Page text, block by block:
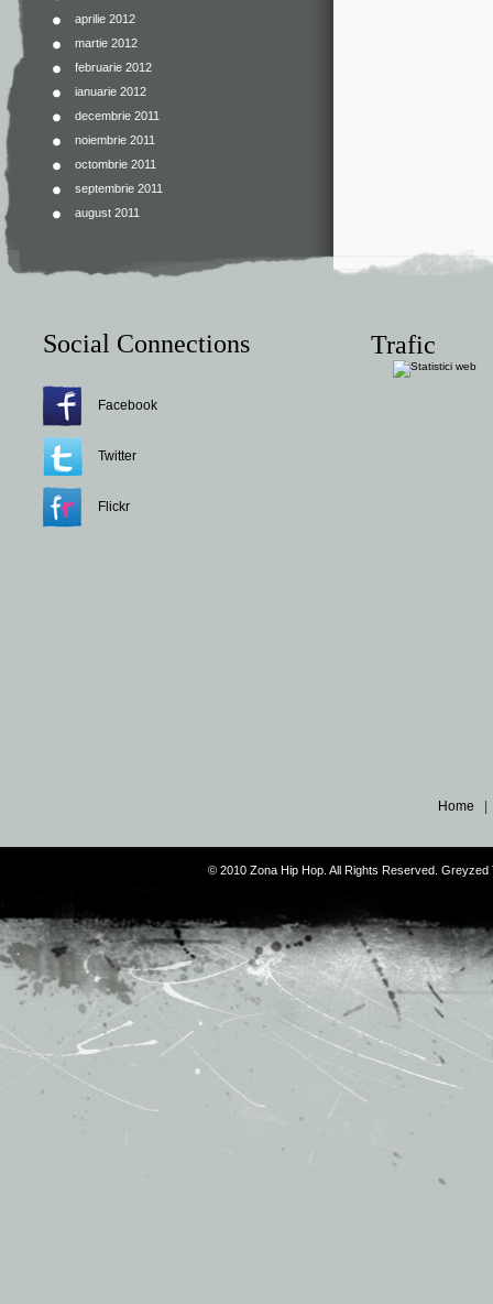
aprilie 2012
martie 2012
februarie 2012
ianuarie 2012
decembrie 2011
noiembrie 2011
octombrie 2011
septembrie 2011
august 2011
Social Connections
Facebook
Twitter
Flickr
Trafic
Home
© 2010 Zona Hip Hop. All Rights Reserved.